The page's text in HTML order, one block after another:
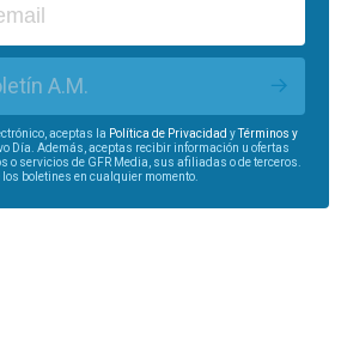
A.M.
aceptas la Política de Privacidad yTérminos y
Día. Además, aceptas recibir información u ofertas
o servicios de GFR Media, sus afiliadas o de terceros.
boletines en cualquier momento.